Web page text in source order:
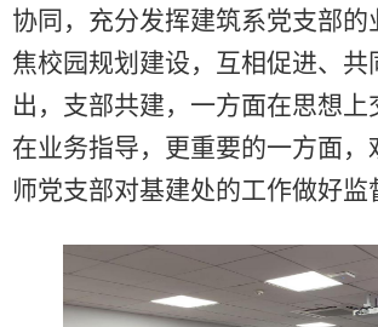
协同，充分发挥建筑系党支部的
焦校园规划建设，互相促进、共
出， 支部共建，一方面在思想上
在业务指导，更重要的一方面，
师党支部对基建处的工作做好监